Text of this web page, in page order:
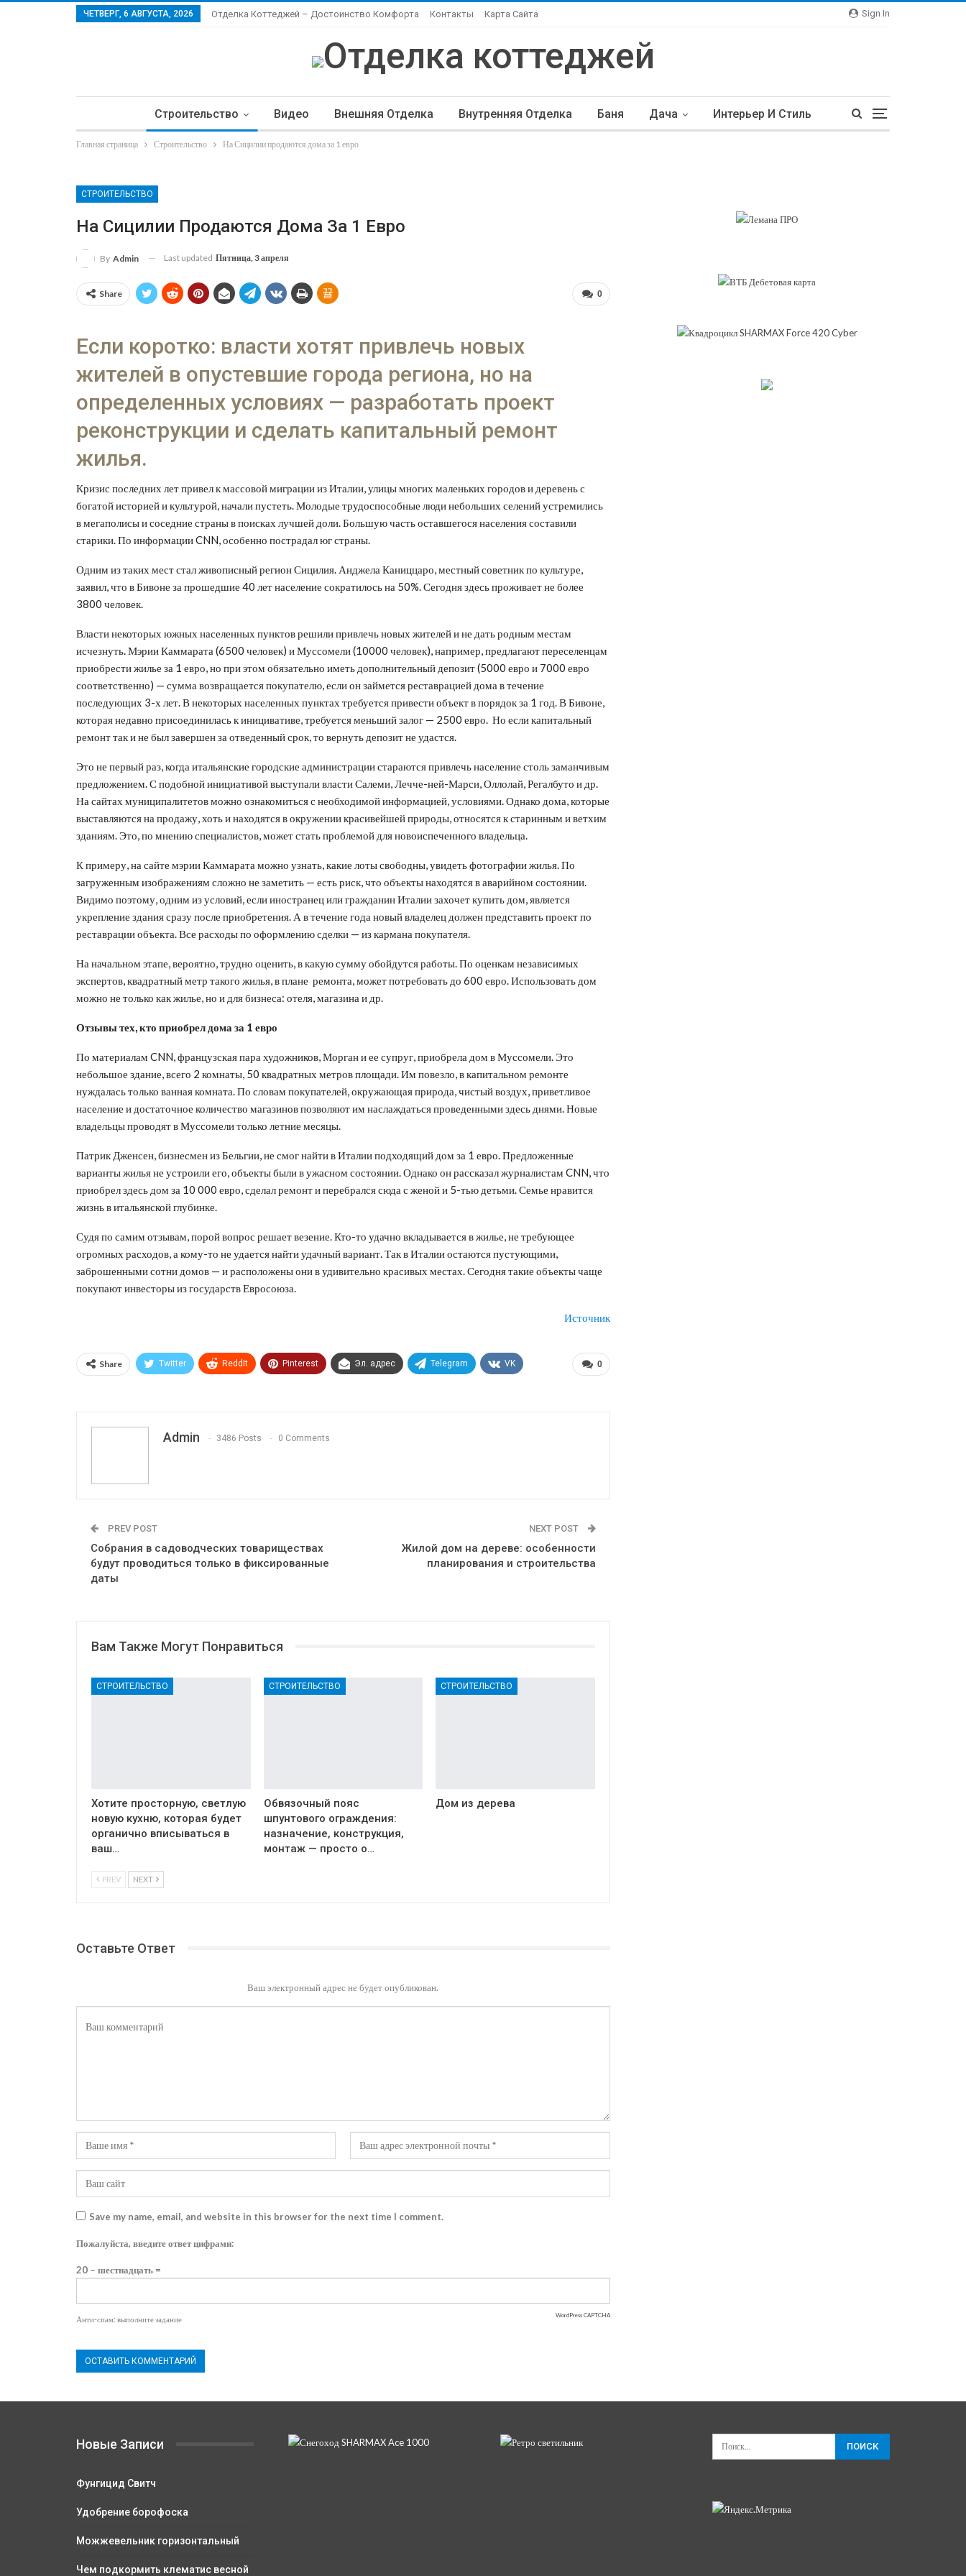
Sign In
ЧЕТВЕРГ, 6 АВГУСТА, 2026 Отделка Коттеджей – Достоинство Комфорта Контакты Карта Сайта
Строительство Видео Внешняя Отделка Внутренняя Отделка Баня Дача Интерьер И Стиль
Ландшафтный Дизайн
Главная страница Строительство На Сицилии продаются дома за 1 евро
СТРОИТЕЛЬСТВО
На Сицилии Продаются Дома За 1 Евро
By Admin Last updated Пятница, 3 апреля
0
Share
Если коротко: власти хотят привлечь новых
жителей в опустевшие города региона, но на
определенных условиях — разработать проект
реконструкции и сделать капитальный ремонт
жилья.
Кризис последних лет привел к массовой миграции из Италии, улицы многих маленьких городов и деревень с
богатой историей и культурой, начали пустеть. Молодые трудоспособные люди небольших селений устремились
в мегаполисы и соседние страны в поисках лучшей доли. Большую часть оставшегося населения составили
старики. По информации CNN, особенно пострадал юг страны.
Одним из таких мест стал живописный регион Сицилия. Анджела Каниццаро, местный советник по культуре,
заявил, что в Бивоне за прошедшие 40 лет население сократилось на 50%. Сегодня здесь проживает не более
3800 человек.
Власти некоторых южных населенных пунктов решили привлечь новых жителей и не дать родным местам
исчезнуть. Мэрии Каммарата (6500 человек) и Муссомели (10000 человек), например, предлагают переселенцам
приобрести жилье за 1 евро, но при этом обязательно иметь дополнительный депозит (5000 евро и 7000 евро
соответственно) — сумма возвращается покупателю, если он займется реставрацией дома в течение
последующих 3-х лет. В некоторых населенных пунктах требуется привести объект в порядок за 1 год. В Бивоне,
которая недавно присоединилась к иницивативе, требуется меньший залог — 2500 евро. Но если капитальный
ремонт так и не был завершен за отведенный срок, то вернуть депозит не удастся.
Это не первый раз, когда итальянские городские администрации стараются привлечь население столь заманчивым
предложением. С подобной инициативой выступали власти Салеми, Лечче-ней-Марси, Оллолай, Регалбуто и др.
На сайтах муниципалитетов можно ознакомиться с необходимой информацией, условиями. Однако дома, которые
выставляются на продажу, хоть и находятся в окружении красивейшей природы, относятся к старинным и ветхим
зданиям. Это, по мнению специалистов, может стать проблемой для новоиспеченного владельца.
К примеру, на сайте мэрии Каммарата можно узнать, какие лоты свободны, увидеть фотографии жилья. По
загруженным изображениям сложно не заметить — есть риск, что объекты находятся в аварийном состоянии.
Видимо поэтому, одним из условий, если иностранец или гражданин Италии захочет купить дом, является
укрепление здания сразу после приобретения. А в течение года новый владелец должен представить проект по
реставрации объекта. Все расходы по оформлению сделки — из кармана покупателя.
На начальном этапе, вероятно, трудно оценить, в какую сумму обойдутся работы. По оценкам независимых
экспертов, квадратный метр такого жилья, в плане ремонта, может потребовать до 600 евро. Использовать дом
можно не только как жилье, но и для бизнеса: отеля, магазина и др.
Отзывы тех, кто приобрел дома за 1 евро
По материалам CNN, французская пара художников, Морган и ее супруг, приобрела дом в Муссомели. Это
небольшое здание, всего 2 комнаты, 50 квадратных метров площади. Им повезло, в капитальном ремонте
нуждалась только ванная комната. По словам покупателей, окружающая природа, чистый воздух, приветливое
население и достаточное количество магазинов позволяют им наслаждаться проведенными здесь днями. Новые
владельцы проводят в Муссомели только летние месяцы.
Патрик Дженсен, бизнесмен из Бельгии, не смог найти в Италии подходящий дом за 1 евро. Предложенные
варианты жилья не устроили его, объекты были в ужасном состоянии. Однако он рассказал журналистам CNN, что
приобрел здесь дом за 10 000 евро, сделал ремонт и перебрался сюда с женой и 5-тью детьми. Семье нравится
жизнь в итальянской глубинке.
Судя по самим отзывам, порой вопрос решает везение. Кто-то удачно вкладывается в жилье, не требующее
огромных расходов, а кому-то не удается найти удачный вариант. Так в Италии остаются пустующими,
заброшенными сотни домов — и расположены они в удивительно красивых местах. Сегодня такие объекты чаще
покупают инвесторы из государств Евросоюза.
Источник
0
Share Twitter ReddIt Pinterest Эл. адрес Telegram VK
Admin 3486 Posts 0 Comments
PREV POST
Собрания в садоводческих товариществах
будут проводиться только в фиксированные
даты
NEXT POST
Жилой дом на дереве: особенности
планирования и строительства
Вам Также Могут Понравиться
СТРОИТЕЛЬСТВО
Хотите просторную, светлую
новую кухню, которая будет
органично вписываться в
ваш…
СТРОИТЕЛЬСТВО
Обвязочный пояс
шпунтового ограждения:
назначение, конструкция,
монтаж — просто о…
СТРОИТЕЛЬСТВО
Дом из дерева
PREV NEXT
Оставьте Ответ
Ваш электронный адрес не будет опубликован.
Save my name, email, and website in this browser for the next time I comment.
Пожалуйста, введите ответ цифрами:
20 − шестнадцать =
Анти-спам: выполните задание WordPress CAPTCHA
Новые Записи
Фунгицид Свитч
Удобрение борофоска
Можжевельник горизонтальный
Чем подкормить клематис весной